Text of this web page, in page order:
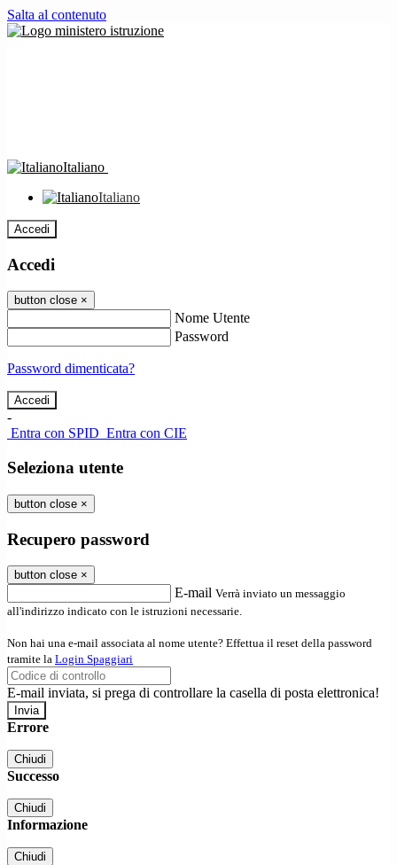
Salta al contenuto
Italiano
Italiano
Accedi
Accedi
button close ×
Nome Utente
Password
Password dimenticata?
-
Entra con SPID Entra con CIE
Seleziona utente
button close ×
Recupero password
button close ×
E-mail Verrà inviato un messaggio
all'indirizzo indicato con le istruzioni necessarie.
Non hai una e-mail associata al nome utente? Effettua il reset della password
tramite la Login Spaggiari
E-mail inviata, si prega di controllare la casella di posta elettronica!
Errore
Chiudi
Successo
Chiudi
Informazione
Chiudi